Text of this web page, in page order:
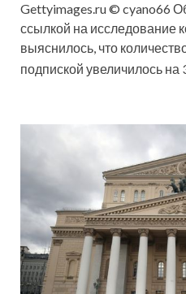
Gettyimages.ru © cyano66
ссылкой на исследование
выяснилось, что
подпиской увеличилось на